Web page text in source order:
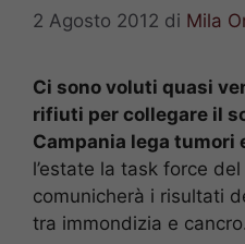
2 Agosto 2012 di Mila
Ci sono voluti quasi
rifiuti per collegare il
Campania lega
l’estate la task force
comunicherà i risultati
tra immondizia e cancro.